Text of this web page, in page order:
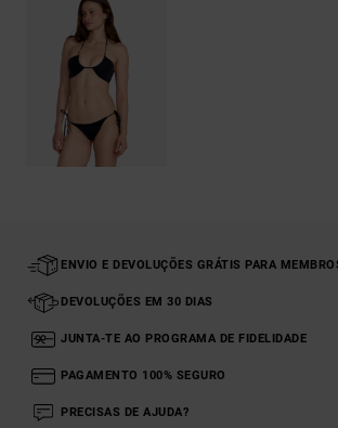
ENVIO E DEVOLUÇÕES GRÁTIS PARA
DEVOLUÇÕES EM 30 DIAS
JUNTA-TE AO PROGRAMA DE FIDELIDADE
PAGAMENTO 100% SEGURO
PRECISAS DE AJUDA?